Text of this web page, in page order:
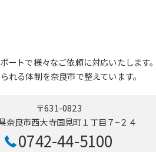
ートで様々なご依頼に対応いたしま
れる体制を奈良市で整えています。
〒631-0823
奈良市西大寺国見町１丁目７−２４
0742-44-5100